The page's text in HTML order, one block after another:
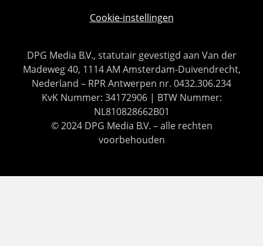
Cookie-instellingen
DPG Media B.V., statutair gevestigd aan Van der
Madeweg 40, 1114 AM Amsterdam-Duivendrecht,
Nederland – RPR Antwerpen nr. 0432.306.234
KvK Nummer: 34172906 | BTW Nummer:
NL810828662B01
© 2024 DPG Media B.V. – alle rechten
voorbehouden